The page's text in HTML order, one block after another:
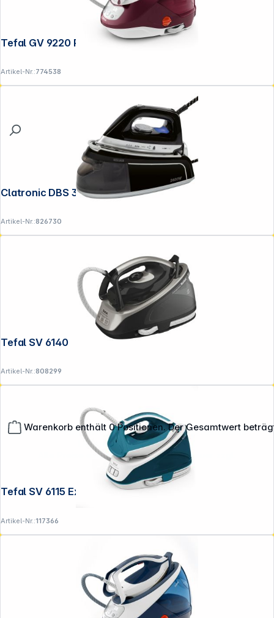
Warenkorb enthält 0 Positionen. Der Gesamtwert
Tefal GV 9220 Pro Express Protect
Artikel-Nr.:774538
Clatronic DBS 3749 schwarz
Artikel-Nr.:826730
Tefal SV 6140
Artikel-Nr.:808299
Tefal SV 6115 Express Easy
Artikel-Nr.:117366
**EVP = Empfohlener Verkaufspreis des Herstellers /
Lieferanten zzgl. 19% Mwst.
Alle Preise exkl. gesetzl. Mehrwertsteuer zzgl.
Versandkosten